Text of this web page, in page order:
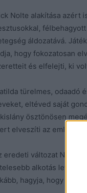
Nolte alakítása azért
áldozatává.
hogy fokozatosan
és elfelejti, ki
türelmes, odaadó
eltéved saját
ösztönösen
elveszíti az emlékeit.
eredeti változat
alkotás lett,
hagyja, hogy a